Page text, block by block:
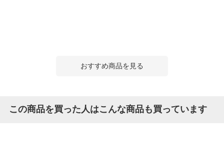
おすすめ商品を見る
この商品を買った人はこんな商品も買っています